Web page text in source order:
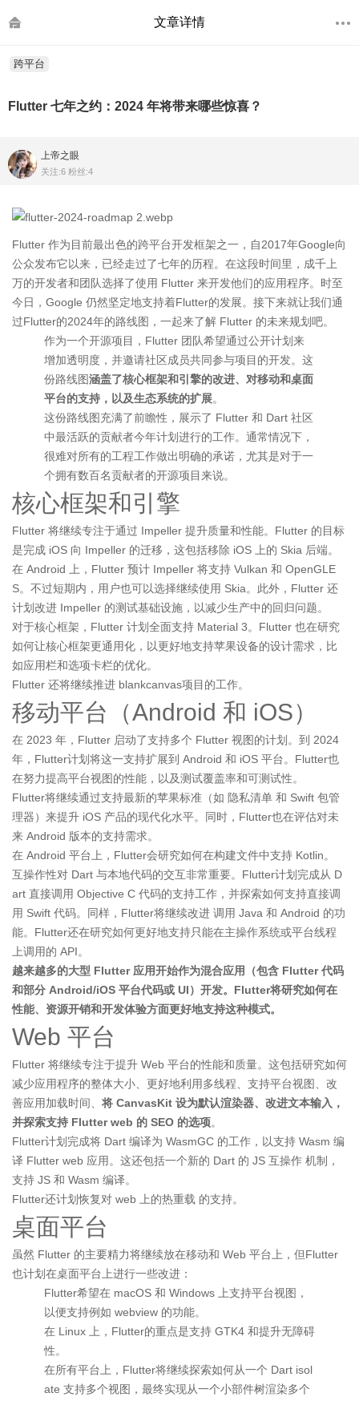
文章详情
跨平台
Flutter 七年之约：2024 年将带来哪些惊喜？
上帝之眼
关注:6 粉丝:4
Flutter 作为目前最出色的跨平台开发框架之一，自2017年Google向
公众发布它以来，已经走过了七年的历程。在这段时间里，成千上
万的开发者和团队选择了使用 Flutter 来开发他们的应用程序。时至
今日，Google 仍然坚定地支持着Flutter的发展。接下来就让我们通
过Flutter的2024年的路线图，一起来了解 Flutter 的未来规划吧。
作为一个开源项目，Flutter 团队希望通过公开计划来
增加透明度，并邀请社区成员共同参与项目的开发。这
份路线图涵盖了核心框架和引擎的改进、对移动和桌面
平台的支持，以及生态系统的扩展。
这份路线图充满了前瞻性，展示了 Flutter 和 Dart 社区
中最活跃的贡献者今年计划进行的工作。通常情况下，
很难对所有的工程工作做出明确的承诺，尤其是对于一
个拥有数百名贡献者的开源项目来说。
核心框架和引擎
Flutter 将继续专注于通过 Impeller 提升质量和性能。Flutter 的目标
是完成 iOS 向 Impeller 的迁移，这包括移除 iOS 上的 Skia 后端。
在 Android 上，Flutter 预计 Impeller 将支持 Vulkan 和 OpenGLE
S。不过短期内，用户也可以选择继续使用 Skia。此外，Flutter 还
计划改进 Impeller 的测试基础设施，以减少生产中的回归问题。
对于核心框架，Flutter 计划全面支持 Material 3。Flutter 也在研究
如何让核心框架更通用化，以更好地支持苹果设备的设计需求，比
如应用栏和选项卡栏的优化。
Flutter 还将继续推进 blankcanvas项目的工作。
移动平台（Android 和 iOS）
在 2023 年，Flutter 启动了支持多个 Flutter 视图的计划。到 2024
年，Flutter计划将这一支持扩展到 Android 和 iOS 平台。Flutter也
在努力提高平台视图的性能，以及测试覆盖率和可测试性。
Flutter将继续通过支持最新的苹果标准（如 隐私清单 和 Swift 包管
理器）来提升 iOS 产品的现代化水平。同时，Flutter也在评估对未
来 Android 版本的支持需求。
在 Android 平台上，Flutter会研究如何在构建文件中支持 Kotlin。
互操作性对 Dart 与本地代码的交互非常重要。Flutter计划完成从 D
art 直接调用 Objective C 代码的支持工作，并探索如何支持直接调
用 Swift 代码。同样，Flutter将继续改进 调用 Java 和 Android 的功
能。Flutter还在研究如何更好地支持只能在主操作系统或平台线程
上调用的 API。
越来越多的大型 Flutter 应用开始作为混合应用（包含 Flutter 代码
和部分 Android/iOS 平台代码或 UI）开发。Flutter将研究如何在
性能、资源开销和开发体验方面更好地支持这种模式。
Web 平台
Flutter 将继续专注于提升 Web 平台的性能和质量。这包括研究如何
减少应用程序的整体大小、更好地利用多线程、支持平台视图、改
善应用加载时间、 将 CanvasKit 设为默认渲染器、改进文本输入，
并探索支持 Flutter web 的 SEO 的选项。
Flutter计划完成将 Dart 编译为 WasmGC 的工作，以支持 Wasm 编
译 Flutter web 应用。这还包括一个新的 Dart 的 JS 互操作 机制，
支持 JS 和 Wasm 编译。
Flutter还计划恢复对 web 上的热重载 的支持。
桌面平台
虽然 Flutter 的主要精力将继续放在移动和 Web 平台上，但Flutter
也计划在桌面平台上进行一些改进：
Flutter希望在 macOS 和 Windows 上支持平台视图，
以便支持例如 webview 的功能。
在 Linux 上，Flutter的重点是支持 GTK4 和提升无障碍
性。
在所有平台上，Flutter将继续探索如何从一个 Dart isol
ate 支持多个视图，最终实现从一个小部件树渲染多个